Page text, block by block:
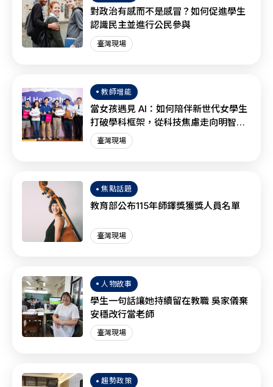
對政治有感而不是感冒？如何促進學生
認識民主並進行公民參與
臺灣現場
教師增能
當女孩遇見 AI：如何陪伴新世代女學生
打破學科框架，從科技焦慮走向明智協
作？
臺灣現場
焦點話題
教育部公布115年師鐸獎獲獎人員名單
臺灣現場
人物故事
學生一句話讓她持續留在教職 吳家儀棄
安穩改行當老師
臺灣現場
趨勢政策